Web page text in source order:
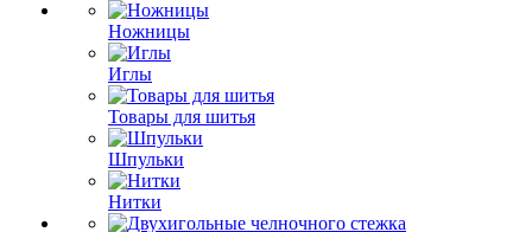
Ножницы
Иглы
Товары для шитья
Шпульки
Нитки